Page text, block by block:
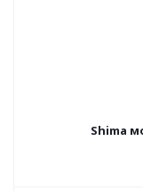
Shima